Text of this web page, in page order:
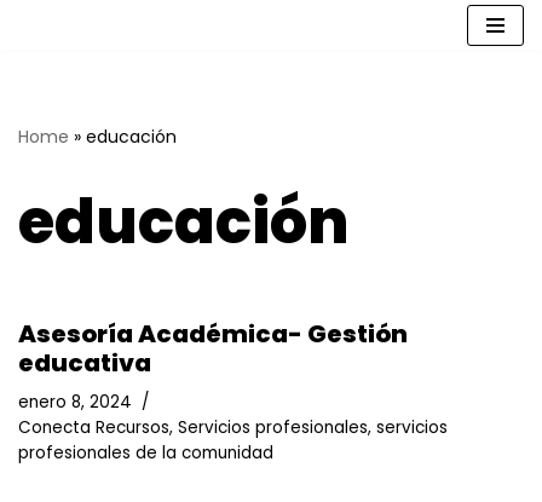
Home » educación
educación
Asesoría Académica- Gestión
educativa
enero 8, 2024
Conecta Recursos, Servicios profesionales, servicios
profesionales de la comunidad